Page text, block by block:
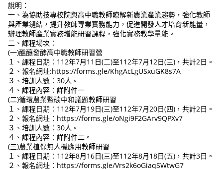
說明：
一、為協助技專校院與高中職教師瞭解新農業產業趨勢，強化教師
與產業鏈結，提升教師專業實務能力，促進開發人才培育新能量，
辦理教師產業實務增能研習課程，強化實務教學量能。
二、課程場次：
(一)醞釀發酵高中職教師研習營
１、課程日期：112年7月11日(二)至112年7月12日(三)，共計2日。
２、報名網址:https://forms.gle/KhgAcLgUSxuGK8s7A
３、培訓人數：30人。
４、課程內容：詳附件一
(二)循環農業暨碳中和議題教師研習
１、課程日期：112年7月19日(三)至112年7月20日(四)，共計2日。
２、報名網址：https://forms.gle/oNgi9F2GArv9QPXv7
３、培訓人數：30人。
４、課程內容：詳附件二。
(三)農業植保無人機應用教師研習
１、課程日期：112年8月16日(三)至112年8月18日(五)，共計3日。
２、報名網址：https://forms.gle/Vrs2k6oGiaqSWtwG7